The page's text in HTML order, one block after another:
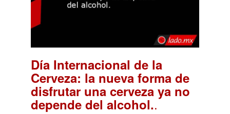
Día Internacional de la
Cerveza: la nueva forma de
disfrutar una cerveza ya no
depende del alcohol..